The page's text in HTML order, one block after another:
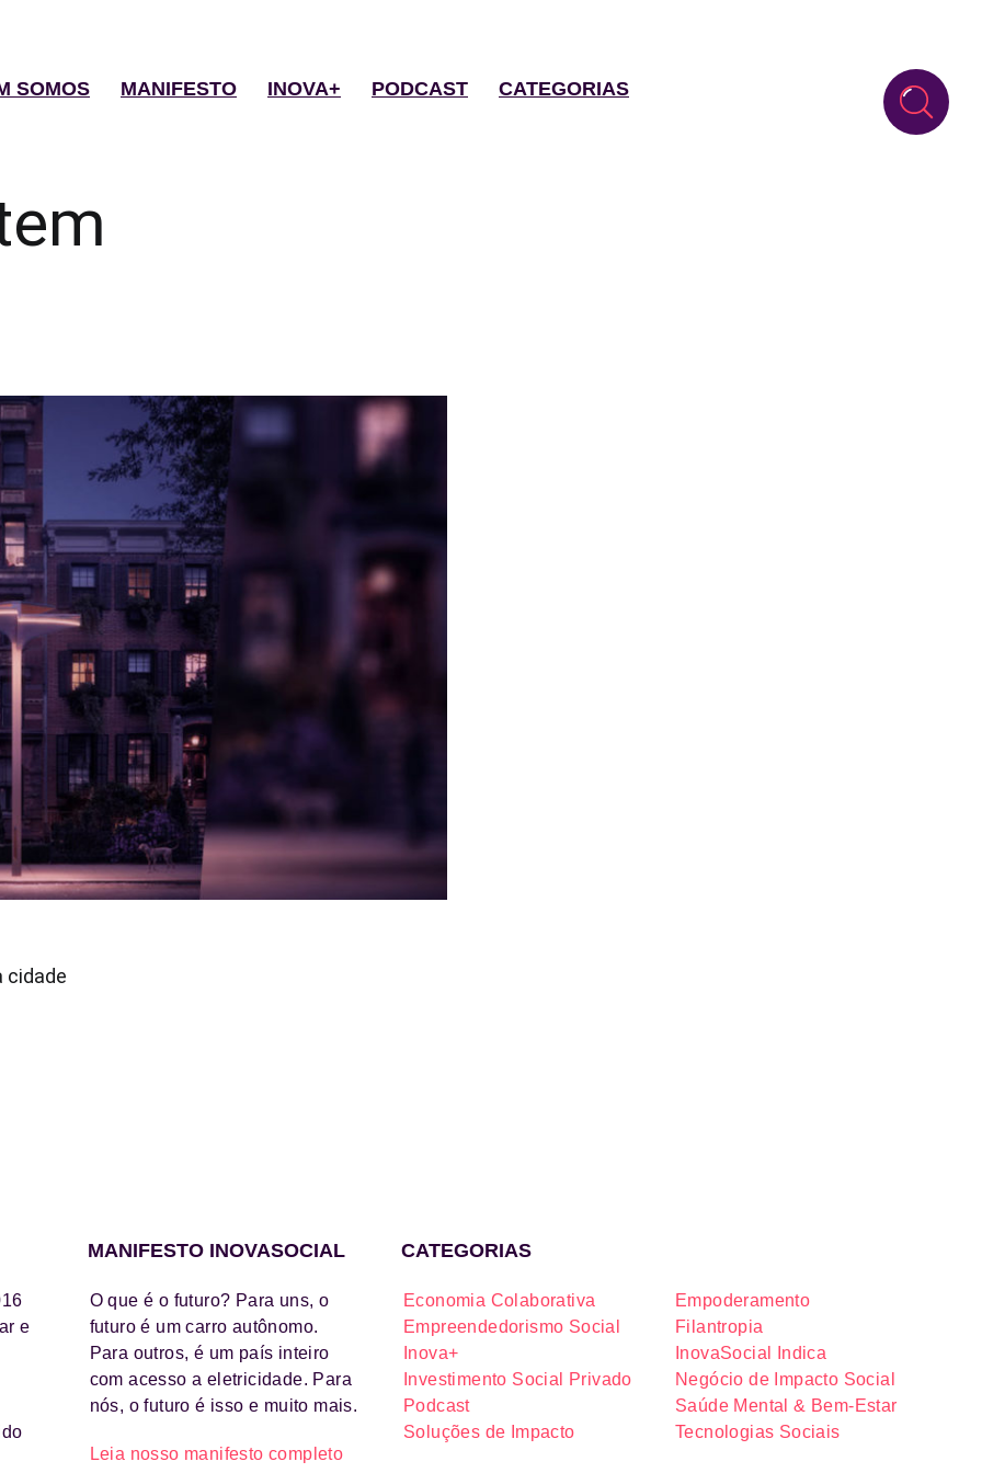
SOMOS MANIFESTO INOVA+ PODCAST CATEGORIAS
cidade
e
MANIFESTO INOVASOCIAL
O que é o futuro? Para uns, o
futuro é um carro autônomo.
Para outros, é um país inteiro
com acesso a eletricidade. Para
nós, o futuro é isso e muito mais.
Leia nosso manifesto completo
CATEGORIAS
Economia Colaborativa
Empoderamento
Empreendedorismo Social
Filantropia
Inova+
InovaSocial Indica
Investimento Social Privado
Negócio de Impacto Social
Podcast
Saúde Mental & Bem-Estar
Soluções de Impacto
Tecnologias Sociais